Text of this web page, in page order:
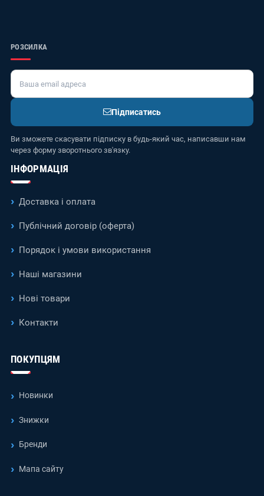
РОЗСИЛКА
Підписатись
Ви зможете скасувати підписку в будь-який час, написавши нам
через форму зворотнього зв'язку.
ІНФОРМАЦІЯ
Доставка і оплата
Публічний договір (оферта)
Порядок і умови використання
Наші магазини
Нові товари
Контакти
ПОКУПЦЯМ
Новинки
Знижки
Бренди
Мапа сайту